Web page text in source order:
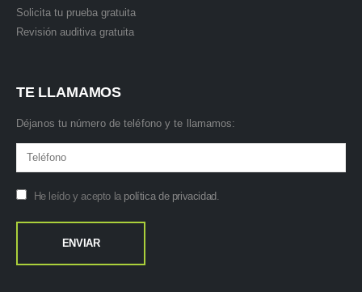
Solicita tu prueba gratuita
Revisión auditiva gratuita
TE LLAMAMOS
Déjanos tu número de teléfono y te llamamos:
He leído y acepto la política de privacidad.